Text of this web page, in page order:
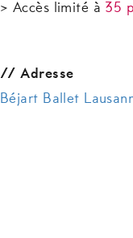
> Accès limité à 35
// Adresse
Béjart Ballet